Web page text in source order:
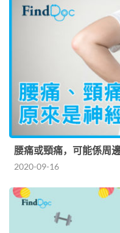
腰痛或頸痛，可能係周
2020-09-16